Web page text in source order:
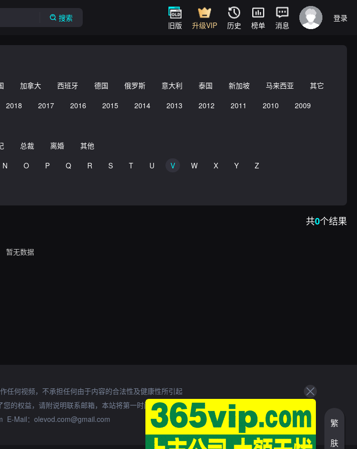
搜索
旧版 升级VIP 历史 榜单 消息
登录
加拿大 西班牙 德国 俄罗斯 意大利 泰国 新加坡 马来西亚
其它
2018 2017 2016 2015 2014 2013 2012 2011 2010
2009
总裁 离婚
其他
N O P Q R S T U V W X Y
Z
共0个结果
暂无数据
任何视频，不承担任何由于内容的合法性及健康性所引起
的权益，请附说明联系邮箱，本站将第一时间处理。
E-Mail：olevod.com@gmail.com
繁
肤